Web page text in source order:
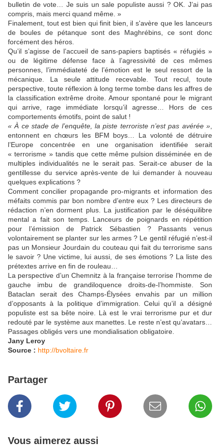
bulletin de vote… Je suis un sale populiste aussi ? OK. J’ai pas
compris, mais merci quand même. »
Finalement, tout est bien qui finit bien, il s'avère que les lanceurs
de boules de pétanque sont des Maghrébins, ce sont donc
forcément des héros.
Qu’il s’agisse de l’accueil de sans-papiers baptisés « réfugiés »
ou de légitime défense face à l’agressivité de ces mêmes
personnes, l’immédiateté de l’émotion est le seul ressort de la
mécanique. La seule attitude recevable. Tout recul, toute
perspective, toute réflexion à long terme tombe dans les affres de
la classification extrême droite. Amour spontané pour le migrant
qui arrive, rage immédiate lorsqu’il agresse… Hors de ces
comportements émotifs, point de salut !
« À ce stade de l’enquête, la piste terroriste n’est pas avérée »
entonnent en chœurs les BFM boys… La volonté de détruire
l’Europe concentrée en une organisation identifiée serait
« terrorisme » tandis que cette même pulsion disséminée en de
multiples individualités ne le serait pas. Serait-ce abuser de la
gentillesse du service après-vente de lui demander à nouveau
quelques explications ?
Comment concilier propagande pro-migrants et information des
méfaits commis par bon nombre d’entre eux ? Les directeurs de
rédaction n’en dorment plus. La justification par le déséquilibre
mental a fait son temps. Lanceurs de poignards en répétition
pour l’émission de Patrick Sébastien ? Passants venus
volontairement se planter sur les armes ? Le gentil réfugié n’est-il
pas un Monsieur Jourdain du couteau qui fait du terrorisme sans
le savoir ? Une victime, lui aussi, de ses émotions ? La liste des
prétextes arrive en fin de rouleau…
La perspective d’un Chemnitz à la française terrorise l’homme de
gauche imbu de grandiloquence droits-de-l’hommiste. Son
Bataclan serait des Champs-Élysées envahis par un million
d’opposants à la politique d’immigration. Celui qu’il a désigné
populiste est sa bête noire. Là est le vrai terrorisme pur et dur
redouté par le système aux manettes. Le reste n’est qu’avatars…
Passages obligés vers une mondialisation obligatoire.
Jany Leroy
Source : http://bvoltaire.fr
Partager
Vous aimerez aussi